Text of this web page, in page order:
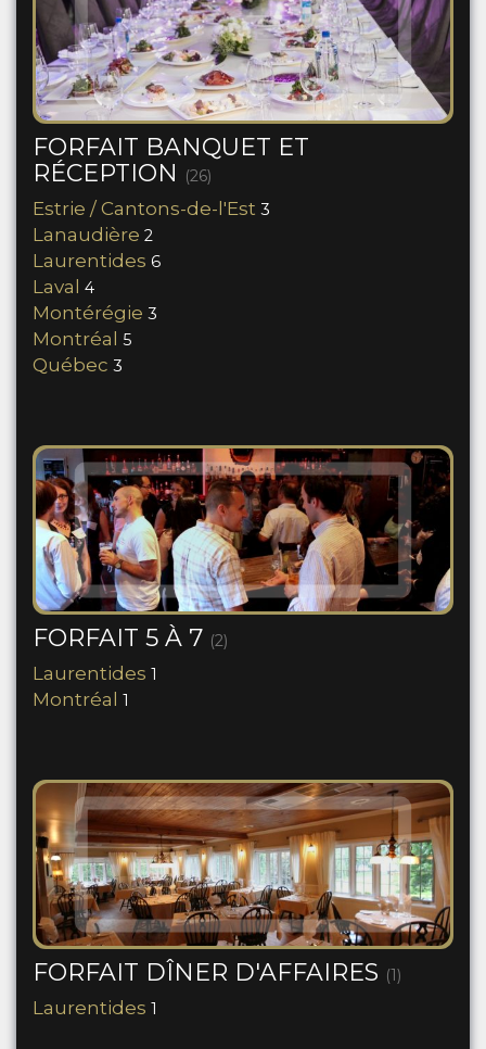
FORFAIT BANQUET ET
RÉCEPTION
(26)
Estrie / Cantons-de-l'Est 3
Lanaudière 2
Laurentides 6
Laval 4
Montérégie 3
Montréal 5
Québec 3
FORFAIT 5 À 7 (2)
Laurentides 1
Montréal 1
FORFAIT DÎNER D'AFFAIRES (1)
Laurentides 1